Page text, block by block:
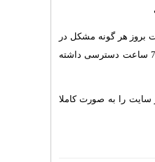
بروز هر گونه مشکل در
دانلود طرح، می توانید به لینک طرح در ایمیل خود که به صورت اتوماتیک ارسال شده است تا 72 ساعت دسترسی داشته
را به صورت کاملا